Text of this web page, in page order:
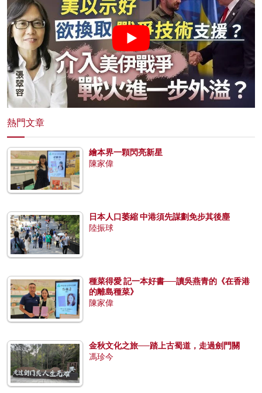
熱門文章
繪本界一顆閃亮新星
陳家偉
日本人口萎縮 中港須先謀劃免步其後塵
陸振球
種菜得愛 記一本好書──讀吳燕青的《在香港
的離島種菜》
陳家偉
金秋文化之旅──踏上古蜀道，走過劍門關
馮珍今